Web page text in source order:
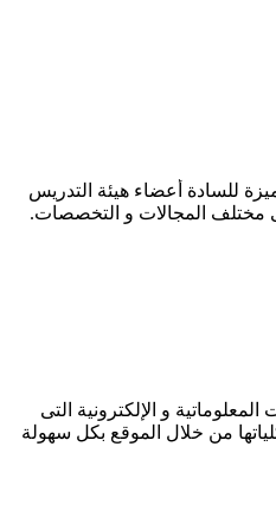
للسادة أعضاء هيئة التدريس
مختلف المجالات و التخصصات.
و الإلكترونية التى
من خلال الموقع بكل سهولة